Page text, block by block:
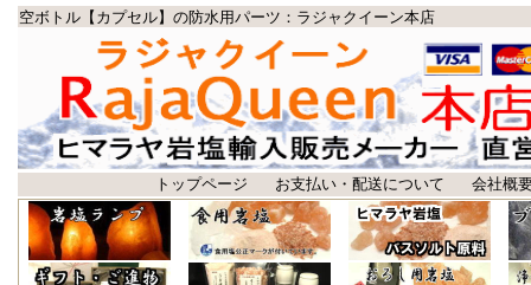
空ボトル【カプセル】の防水用パーツ：ラジャクイーン本店
トップページ お支払い・配送について 会社概